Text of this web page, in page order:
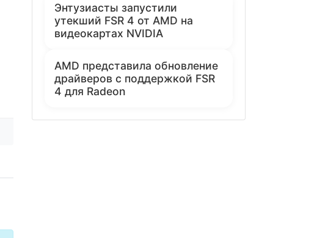
Энтузиасты запустили
утекший FSR 4 от AMD на
видеокартах NVIDIA
AMD представила обновление
драйверов с поддержкой FSR
4 для Radeon